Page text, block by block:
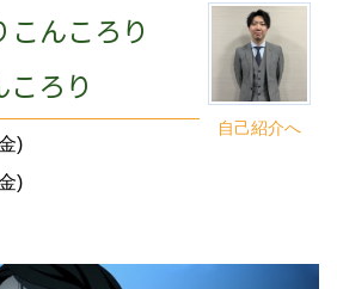
自己紹介へ
こんころり
ろり
)
)